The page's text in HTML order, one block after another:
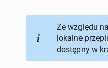
Ze względu
lokalne
dostępny w